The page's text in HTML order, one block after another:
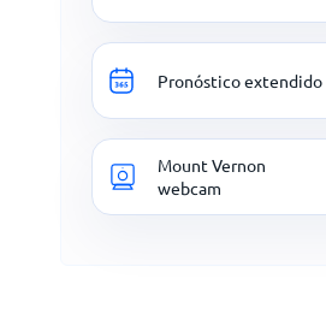
Pronóstico extendido
Mount Vernon
webcam